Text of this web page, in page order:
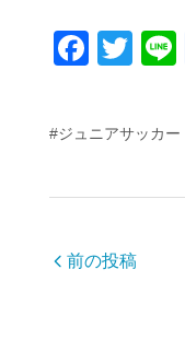
F
c
e
b
o
T
er
#ジュニアサッカー
前の投稿